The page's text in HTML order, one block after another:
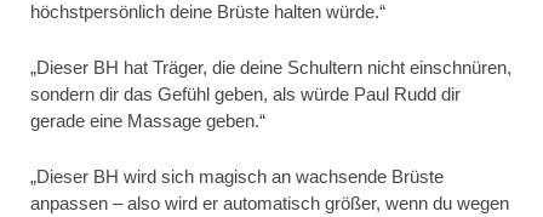
höchstpersönlich deine Brüste halten würde.“
„Dieser BH hat Träger, die deine Schultern nicht einschnüren,
sondern dir das Gefühl geben, als würde Paul Rudd dir
gerade eine Massage geben.“
„Dieser BH wird sich magisch an wachsende Brüste
anpassen – also wird er automatisch größer, wenn du wegen